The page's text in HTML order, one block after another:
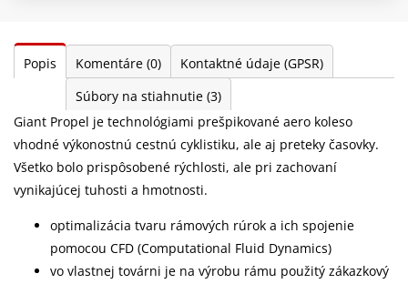
Popis Komentáre (0)
Kontaktné údaje (GPSR)
Súbory na stiahnutie (3)
Giant Propel je technológiami prešpikované aero koleso
vhodné výkonostnú cestnú cyklistiku, ale aj preteky časovky.
Všetko bolo prispôsobené rýchlosti, ale pri zachovaní
vynikajúcej tuhosti a hmotnosti.
optimalizácia tvaru rámových rúrok a ich spojenie
pomocou CFD (Computational Fluid Dynamics)
vo vlastnej továrni je na výrobu rámu použitý zákazkový